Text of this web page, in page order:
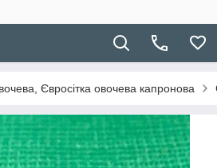
Євросітка овочева капронова